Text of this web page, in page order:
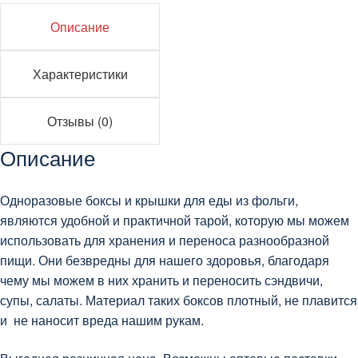
Описание
Характеристики
Отзывы (0)
Описание
Одноразовые боксы и крышки для еды из фольги,
являются удобной и практичной тарой, которую мы можем
использовать для хранения и переноса разнообразной
пищи. Они безвредны для нашего здоровья, благодаря
чему мы можем в них хранить и переносить сэндвичи,
супы, салаты. Материал таких боксов плотный, не плавится
и не наносит вреда нашим рукам.